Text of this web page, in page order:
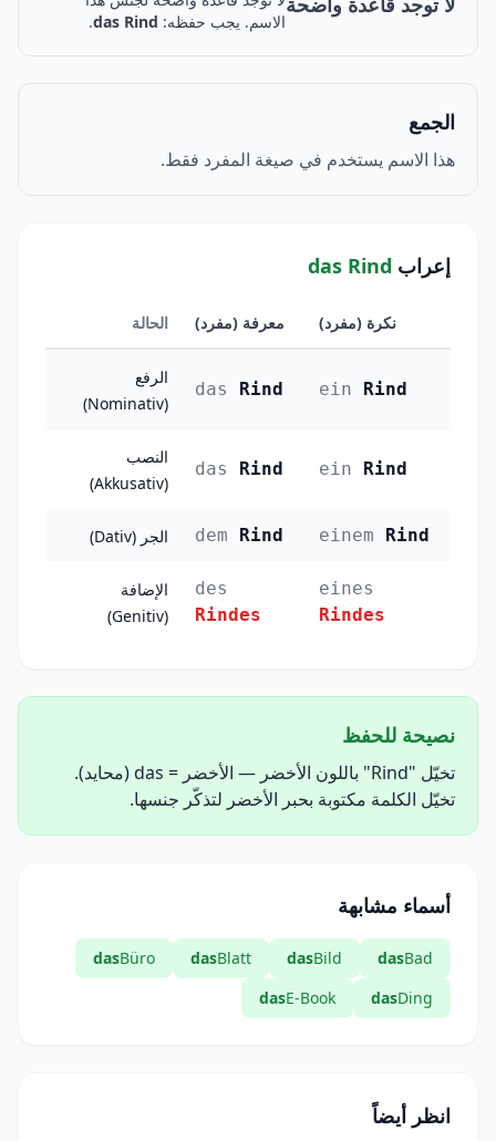
الاسم. يجب حفظه: das Rind
.
الجمع
هذا الاسم يستخدم في صيغة المفرد فقط.
إعراب das Rind
الحالة معرفة (مفرد) نكرة (مفرد)
الرفع
(Nominativ)
das Rind ein Rind
النصب
(Akkusativ)
das Rind ein Rind
الجر (Dativ) dem Rind einem Rind
الإضافة
(Genitiv)
des
Rindes
eines
Rindes
نصيحة للحفظ
تخيّل "Rind" باللون الأخضر — الأخضر = das (محايد).
تخيّل الكلمة مكتوبة بحبر الأخضر لتذكّر جنسها.
أسماء مشابهة
dasBad
dasBild
dasBlatt
dasBüro
dasDing
dasE-Book
انظر أيضاً